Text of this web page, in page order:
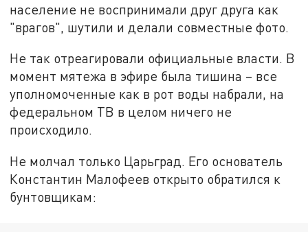
население не воспринимали друг друга как
"врагов", шутили и делали совместные фото.
Не так отреагировали официальные власти. В
момент мятежа в эфире была тишина – все
уполномоченные как в рот воды набрали, на
федеральном ТВ в целом ничего не
происходило.
Не молчал только Царьград. Его основатель
Константин Малофеев открыто обратился к
бунтовщикам: